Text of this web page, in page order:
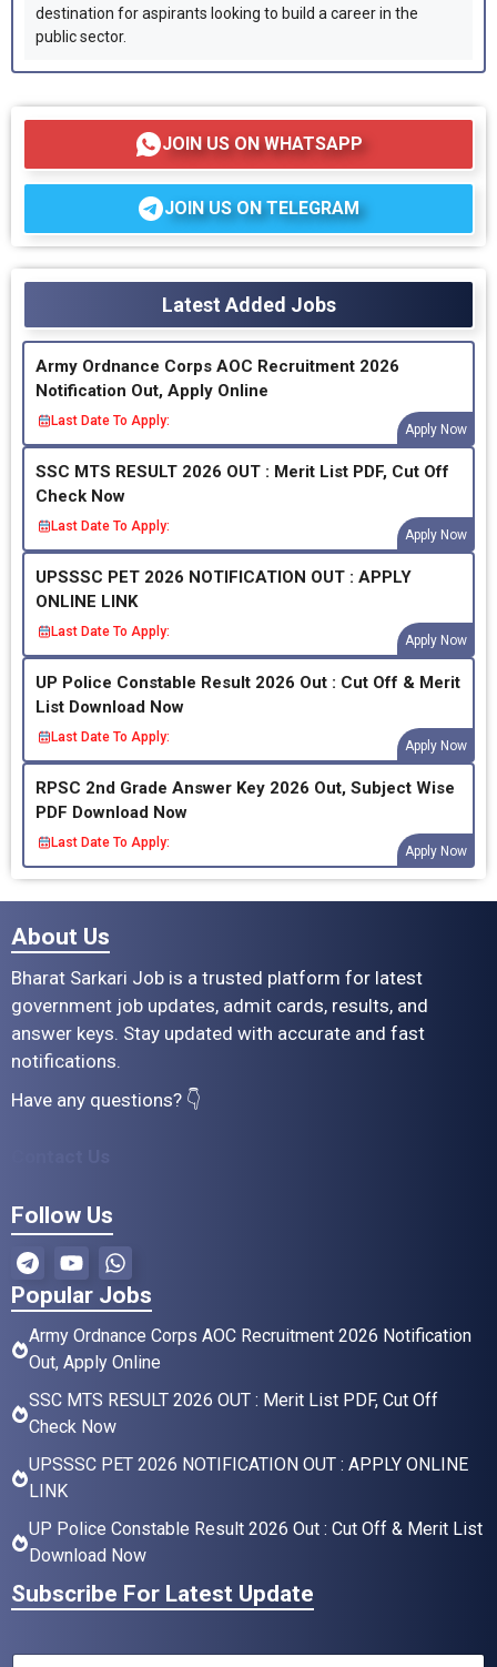
destination for aspirants looking to build a career in the
public sector.
JOIN US ON WHATSAPP
JOIN US ON TELEGRAM
Latest Added Jobs
Army Ordnance Corps AOC Recruitment 2026
Notification Out, Apply Online
Last Date To Apply:
Apply Now
SSC MTS RESULT 2026 OUT : Merit List PDF, Cut Off
Check Now
Last Date To Apply:
Apply Now
UPSSSC PET 2026 NOTIFICATION OUT : APPLY
ONLINE LINK
Last Date To Apply:
Apply Now
UP Police Constable Result 2026 Out : Cut Off & Merit
List Download Now
Last Date To Apply:
Apply Now
RPSC 2nd Grade Answer Key 2026 Out, Subject Wise
PDF Download Now
Last Date To Apply:
Apply Now
About Us
Bharat Sarkari Job is a trusted platform for latest
government job updates, admit cards, results, and
answer keys. Stay updated with accurate and fast
notifications.
Have any questions? 👇
Follow Us
Popular Jobs
Army Ordnance Corps AOC Recruitment 2026 Notification
Out, Apply Online
SSC MTS RESULT 2026 OUT : Merit List PDF, Cut Off
Check Now
UPSSSC PET 2026 NOTIFICATION OUT : APPLY ONLINE
LINK
UP Police Constable Result 2026 Out : Cut Off & Merit List
Download Now
Subscribe For Latest Update